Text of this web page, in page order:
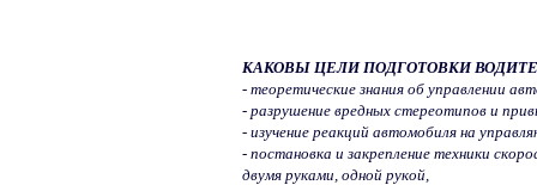
КАКОВЫ ЦЕЛИ ПОДГОТОВКИ
- теоретические знания об управлении
- разрушение вредных стереотипов и
- изучение реакций автомобиля на
- постановка и закрепление техники
двумя руками, одной рукой,